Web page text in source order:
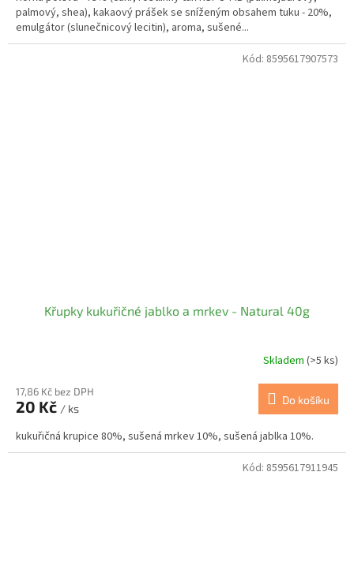
palmový, shea), kakaový prášek se sníženým obsahem tuku - 20%,
emulgátor (slunečnicový lecitin), aroma, sušené...
Křupky kukuřičné jablko a mrkev - Natural 40g
Skladem (>5 ks)
17,86 Kč bez DPH
20 Kč / ks
Do košíku
kukuřičná krupice 80%, sušená mrkev 10%, sušená jablka 10%.
Kód: 8595617907573
Kód: 8595617911945